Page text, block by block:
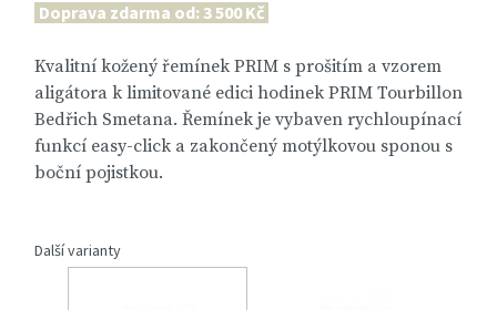
Doprava zdarma od: 3 500 Kč
Kvalitní kožený řemínek PRIM s prošitím a vzorem
aligátora k limitované edici hodinek PRIM Tourbillon
Bedřich Smetana. Řemínek je vybaven rychloupínací
funkcí easy-click a zakončený motýlkovou sponou s
boční pojistkou.
Další varianty